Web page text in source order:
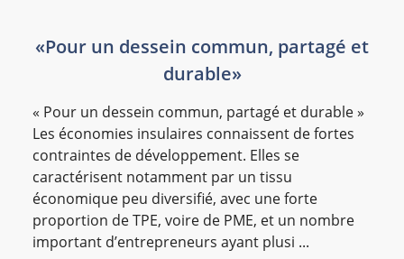
#lareunion
#Le CARé #Le Mémento
#Logiciel
#marchandise
#marchés publics
#marque_Employeur
#mastics
#MEDEF #Médias
#mesure
#miroiterie
#mobilier bureau
#Mobili_Pass
#mt-environnement
#Nordev
#nuisibles
#Numérique
#Opinion #outillage
#OutreMer
#parasites
#peinture
#peinture anti odeur
«Pour un dessein commun, partagé et
durable»
« Pour un dessein commun, partagé et durable »
Les économies insulaires connaissent de fortes
contraintes de développement. Elles se
caractérisent notamment par un tissu
économique peu diversifié, avec une forte
proportion de TPE, voire de PME, et un nombre
important d’entrepreneurs ayant plusi ...